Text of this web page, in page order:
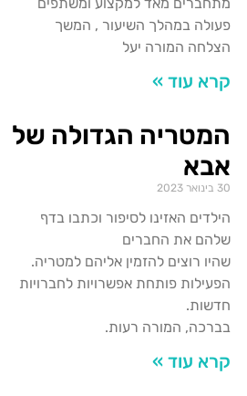
פעולה במהלך השיעור , המשך
הצלחה המורה יעל
קרא עוד »
המטריה הגדולה של
אבא
30 בינואר 2023
הילדים האזינו לסיפור וכתבו בדף
שלהם את החברים
שהיו רוצים להזמין אליהם למטריה.
הפעילות פותחת אפשרויות לחברויות
חדשות.
בברכה, המורה רעות.
קרא עוד »